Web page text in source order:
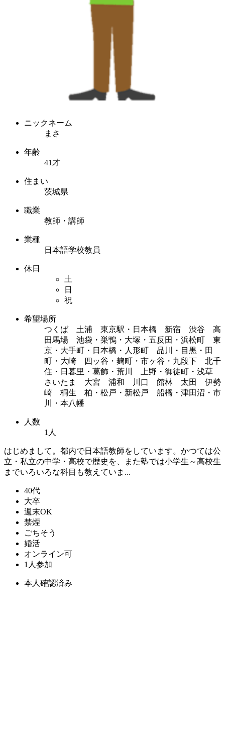
ニックネーム
まさ
年齢
41才
住まい
茨城県
職業
教師・講師
業種
日本語学校教員
休日
土
日
祝
希望場所
つくば 土浦 東京駅・日本橋 新宿 渋谷 高
田馬場 池袋・巣鴨・大塚・五反田・浜松町 東
京・大手町・日本橋・人形町 品川・目黒・田
町・大崎 四ッ谷・麹町・市ヶ谷・九段下 北千
住・日暮里・葛飾・荒川 上野・御徒町・浅草
さいたま 大宮 浦和 川口 館林 太田 伊勢
崎 桐生 柏・松戸・新松戸 船橋・津田沼・市
川・本八幡
人数
1人
はじめまして。都内で日本語教師をしています。かつては公
立・私立の中学・高校で歴史を、また塾では小学生～高校生
までいろいろな科目も教えていま...
40代
大卒
週末OK
禁煙
ごちそう
婚活
オンライン可
1人参加
本人確認済み